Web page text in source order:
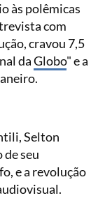
às polêmicas
com
cravou 7,5
daGlobo" e a
Selton
seu
e a revolução